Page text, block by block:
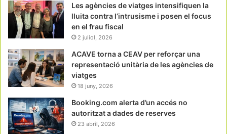
Les agències de viatges intensifiquen la
lluita contra l’intrusisme i posen el focus
en el frau fiscal
2 juliol, 2026
ACAVE torna a CEAV per reforçar una
representació unitària de les agències de
viatges
18 juny, 2026
Booking.com alerta d’un accés no
autoritzat a dades de reserves
23 abril, 2026